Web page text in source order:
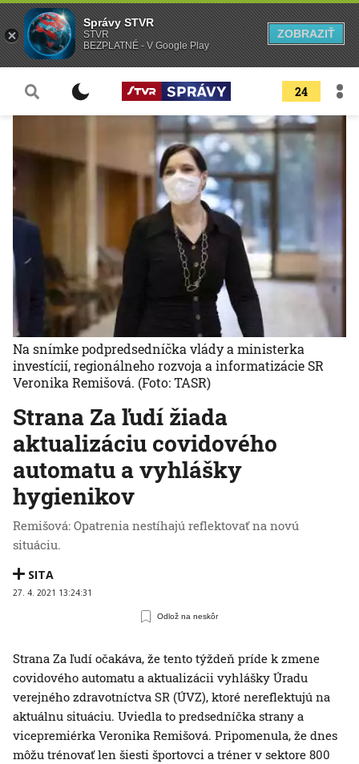
24
Strana Za ľudí žiada
aktualizáciu covidového
automatu a vyhlášky
hygienikov
Remišová: Opatrenia nestíhajú reflektovať na novú
situáciu.
SITA
27. 4. 2021 13:24:31
Odlož na neskôr
Na snímke podpredsedníčka vlády a ministerka
investícií, regionálneho rozvoja a informatizácie SR
Veronika Remišová. (Foto: TASR)
Strana Za ľudí očakáva, že tento týždeň príde k zmene
covidového automatu a aktualizácii vyhlášky Úradu
verejného zdravotníctva SR (ÚVZ), ktoré nereflektujú na
aktuálnu situáciu. Uviedla to predsedníčka strany a
vicepremiérka Veronika Remišová. Pripomenula, že dnes
môžu trénovať len šiesti športovci a tréner v sektore 800
Správy STVR
STVR
BEZPLATNÉ - V Google Play
ZOBRAZIŤ